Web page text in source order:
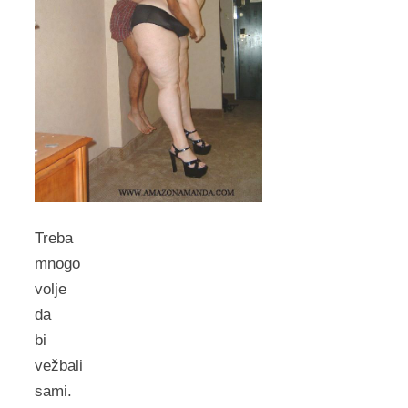
Treba
mnogo
volje
da
bi
vežbali
sami.